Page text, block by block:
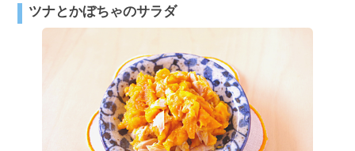
ツナとかぼちゃのサラダ